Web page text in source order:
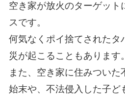
空き家が放火のターゲット
スです。
何気なくポイ捨てされたタ
災が起こることもあります。
また、空き家に住みついた
始末や、不法侵入した子ど